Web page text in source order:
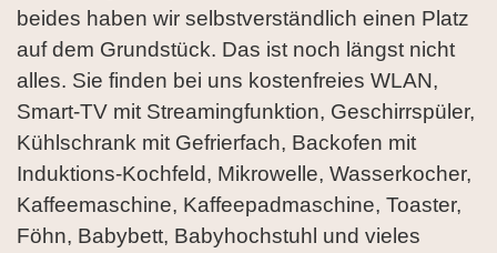
beides haben wir selbstverständlich einen Platz
auf dem Grundstück. Das ist noch längst nicht
alles. Sie finden bei uns kostenfreies WLAN,
Smart-TV mit Streamingfunktion, Geschirrspüler,
Kühlschrank mit Gefrierfach, Backofen mit
Induktions-Kochfeld, Mikrowelle, Wasserkocher,
Kaffeemaschine, Kaffeepadmaschine, Toaster,
Föhn, Babybett, Babyhochstuhl und vieles